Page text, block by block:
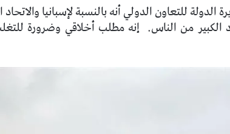
للتعاون الدولي أنه بالنسبة لإسبانيا
الكبير من الناس. إنه مطلب أخلاقي وضرورة